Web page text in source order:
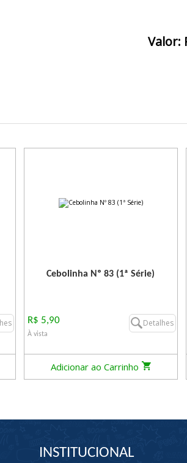
Valor:
Cebolinha Nº 83 (1ª Série)
R$ 5,90
À vista
Detalhes
Adicionar ao Carrinho
INSTITUCIONAL